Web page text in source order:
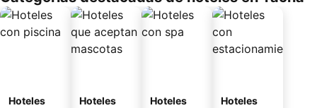
Hoteles
Hoteles
Hoteles
Hoteles